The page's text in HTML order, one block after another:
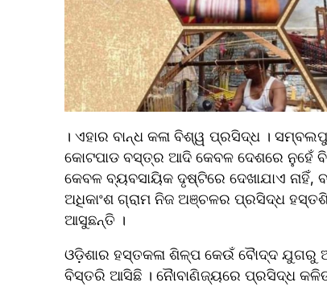
। ଏହାର ବାନ୍ଧ କଳା ବିଶ୍ୱ ପ୍ରସିଦ୍ଧ ।
କୋଟପାଡ ବସ୍ତ୍ର ଆଦି କେବଳ ଦେଶରେ ନୁହେଁ
କେବଳ ବ୍ୟବସାୟିକ ଦୃଷ୍ଟିରେ ଦେଖାଯାଏ ନାହିଁ,
ଅଧିକାଂଶ ଗ୍ରାମ ନିଜ ଅଞ୍ଚଳର ପ୍ରସିଦ୍ଧ
ଆସୁଛନ୍ତି ।
ଓଡ଼ିଶାର ହସ୍ତକଳା ଶିଳ୍ପ କେଉଁ ବୈାଦ୍ଦ
ବିସ୍ତରି ଆସିଛି । ନୈାବାଣିଜ୍ୟରେ ପ୍ରସିଦ୍ଧ